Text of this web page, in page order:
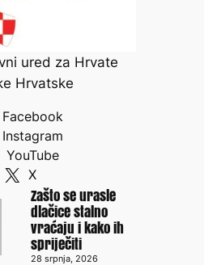
ured za Hrvate
Hrvatske
Facebook
Instagram
YouTube
X
Zašto se urasle
dlačice stalno
vraćaju i kako ih
spriječiti
28 srpnja, 2026